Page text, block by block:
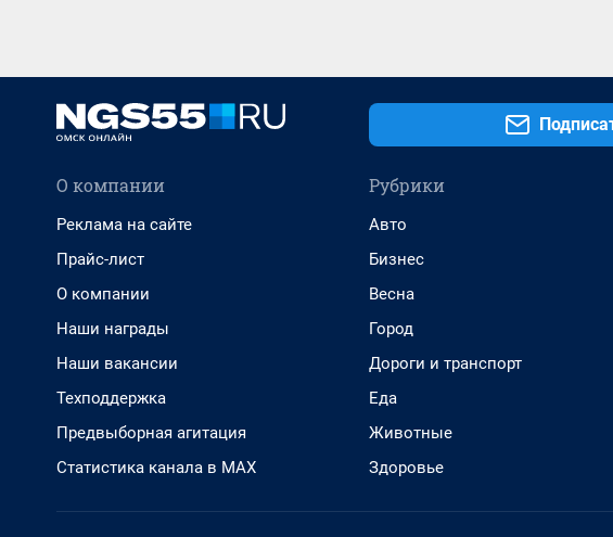
О компании
Реклама на сайте
Прайс-лист
О компании
Наши награды
Наши вакансии
Техподдержка
Предвыборная агитация
Статистика канала в MAX
Рубрики
Авто
Бизнес
Весна
Город
Дороги и транспорт
Еда
Животные
Здоровье